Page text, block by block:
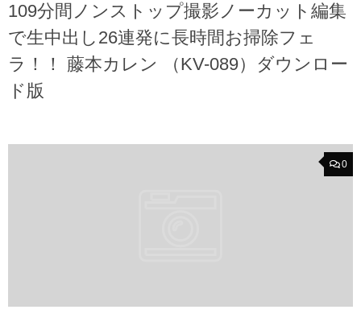
109分間ノンストップ撮影ノーカット編集
で生中出し26連発に長時間お掃除フェ
ラ！！ 藤本カレン （KV-089）ダウンロー
ド版
0